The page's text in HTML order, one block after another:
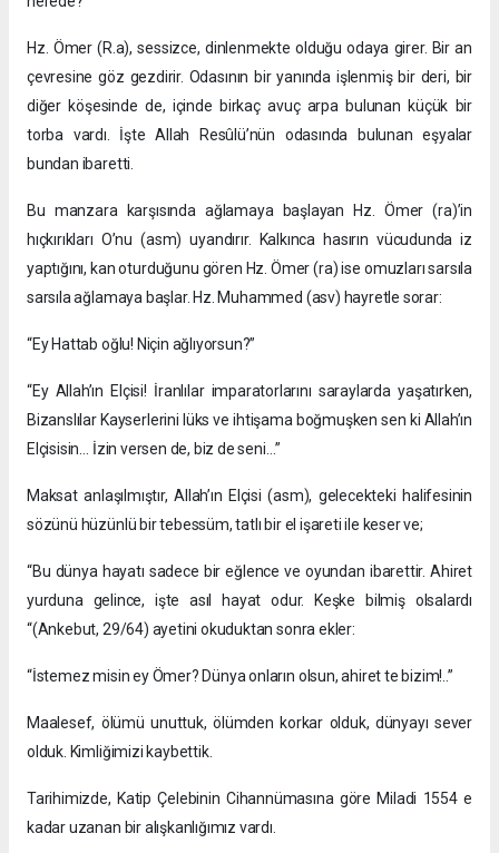
Hz. Ömer (R.a), sessizce, dinlenmekte olduğu odaya girer. Bir an
çevresine göz gezdirir. Odasının bir yanında işlenmiş bir deri, bir
diğer köşesinde de, içinde birkaç avuç arpa bulunan küçük bir
torba vardı. İşte Allah Resûlü’nün odasında bulunan eşyalar
bundan ibaretti.
Bu manzara karşısında ağlamaya başlayan Hz. Ömer (ra)’in
hıçkırıkları O’nu (asm) uyandırır. Kalkınca hasırın vücudunda iz
yaptığını, kan oturduğunu gören Hz. Ömer (ra) ise omuzları sarsıla
sarsıla ağlamaya başlar. Hz. Muhammed (asv) hayretle sorar:
“Ey Hattab oğlu! Niçin ağlıyorsun?”
“Ey Allah’ın Elçisi! İranlılar imparatorlarını saraylarda yaşatırken,
Bizanslılar Kayserlerini lüks ve ihtişama boğmuşken sen ki Allah’ın
Elçisisin… İzin versen de, biz de seni…”
Maksat anlaşılmıştır, Allah’ın Elçisi (asm), gelecekteki halifesinin
sözünü hüzünlü bir tebessüm, tatlı bir el işareti ile keser ve;
“Bu dünya hayatı sadece bir eğlence ve oyundan ibarettir. Ahiret
yurduna gelince, işte asıl hayat odur. Keşke bilmiş olsalardı
“(Ankebut, 29/64) ayetini okuduktan sonra ekler:
“İstemez misin ey Ömer? Dünya onların olsun, ahiret te bizim!..”
Maalesef, ölümü unuttuk, ölümden korkar olduk, dünyayı sever
olduk. Kimliğimizi kaybettik.
Tarihimizde, Katip Çelebinin Cihannümasına göre Miladi 1554 e
kadar uzanan bir alışkanlığımız vardı.